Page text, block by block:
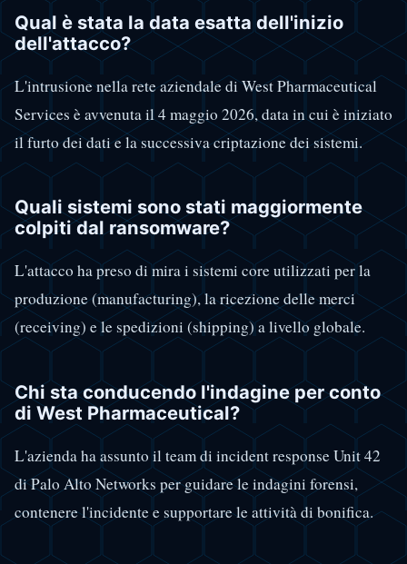
Qual è stata la data esatta dell'inizio
dell'attacco?
L'intrusione nella rete aziendale di West Pharmaceutical
Services è avvenuta il 4 maggio 2026, data in cui è iniziato
il furto dei dati e la successiva criptazione dei sistemi.
Quali sistemi sono stati maggiormente
colpiti dal ransomware?
L'attacco ha preso di mira i sistemi core utilizzati per la
produzione (manufacturing), la ricezione delle merci
(receiving) e le spedizioni (shipping) a livello globale.
Chi sta conducendo l'indagine per conto
di West Pharmaceutical?
L'azienda ha assunto il team di incident response Unit 42
di Palo Alto Networks per guidare le indagini forensi,
contenere l'incidente e supportare le attività di bonifica.